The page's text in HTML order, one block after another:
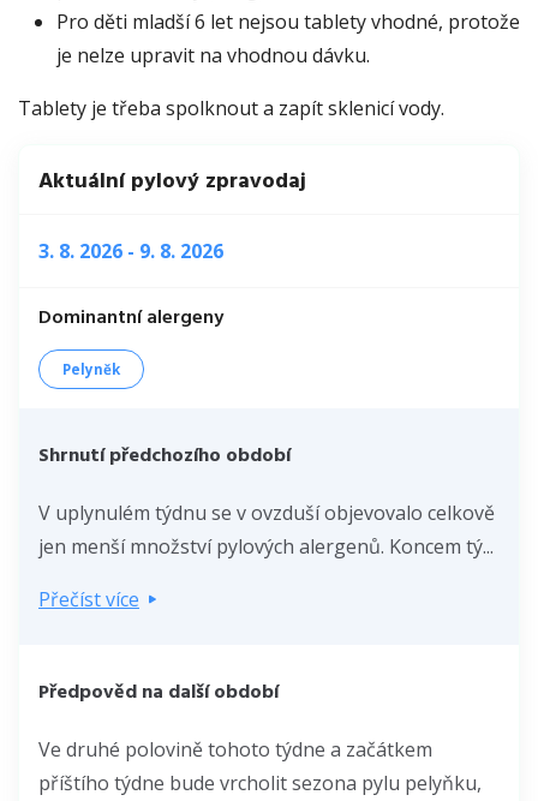
Pro děti mladší 6 let nejsou tablety vhodné, protože
je nelze upravit na vhodnou dávku.
Tablety je třeba spolknout a zapít sklenicí vody.
Aktuální pylový zpravodaj
3. 8. 2026 - 9. 8. 2026
Dominantní alergeny
Pelyněk
Shrnutí předchozího období
V uplynulém týdnu se v ovzduší objevovalo celkově
jen menší množství pylových alergenů. Koncem tý...
Přečíst více
Předpověd na další období
Ve druhé polovině tohoto týdne a začátkem
příštího týdne bude vrcholit sezona pylu pelyňku,